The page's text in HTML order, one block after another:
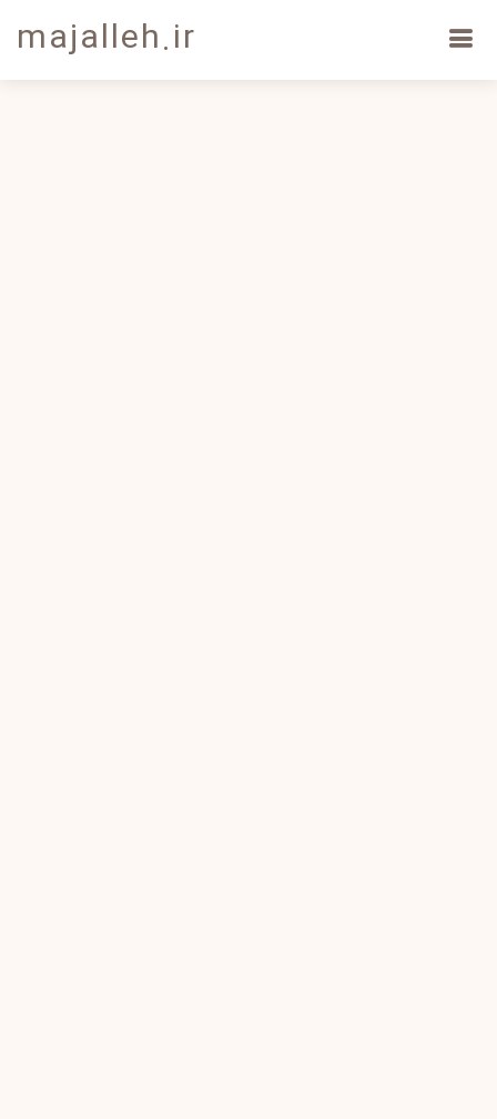
majalleh.ir